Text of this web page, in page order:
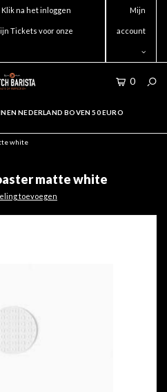
na het inloggen
Tickets voor onze
Mijn
account
0
NEDERLAND BOVEN 50 EURO
white
matte white
toevoegen